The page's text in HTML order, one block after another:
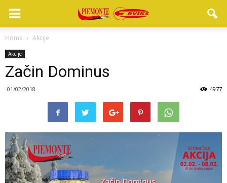
Home Akcije
Akcije
Začin Dominus
01/02/2018 4977